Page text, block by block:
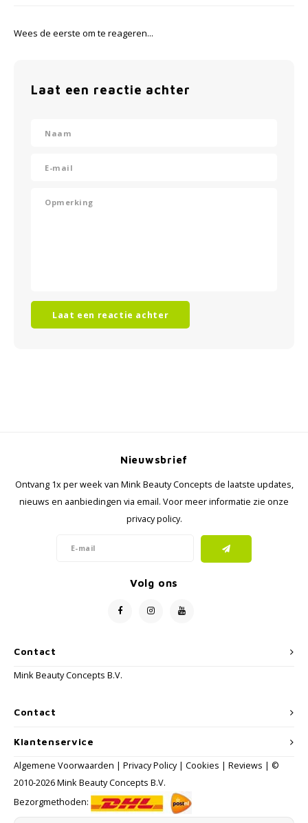
Wees de eerste om te reageren...
Laat een reactie achter
Laat een reactie achter
Contact
Mink Beauty Concepts B.V.
Contact
Nieuwsbrief
Ontvang 1x per week van Mink Beauty Concepts de laatste updates,
nieuws en aanbiedingen via email. Voor meer informatie zie onze
privacy policy.
Volg ons
Klantenservice
Algemene Voorwaarden | Privacy Policy| Cookies | Reviews | ©
2010-2026 Mink Beauty Concepts B.V.
Bezorgmethoden: